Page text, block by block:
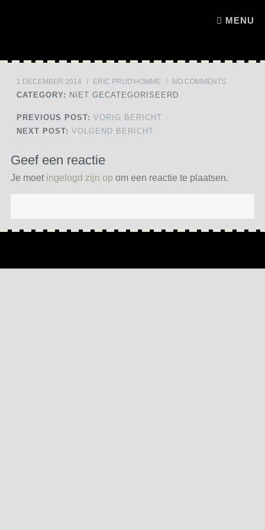
MENU
1 DECEMBER 2014 / ERIC PRUD'HOMME / NO COMMENTS
CATEGORY: NIET GECATEGORISEERD
PREVIOUS POST: VORIG BERICHT
NEXT POST: VOLGEND BERICHT
Geef een reactie
Je moet ingelogd zijn op om een reactie te plaatsen.